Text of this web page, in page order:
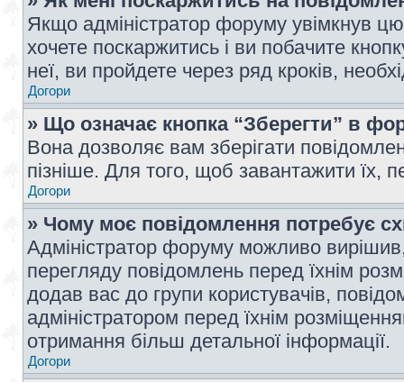
Якщо адміністратор форуму увімкнув
хочете поскаржитись і ви побачите
неї, ви пройдете через ряд кроків,
Догори
» Що означає кнопка “Зберегти” в
Вона дозволяє вам зберігати
пізніше. Для того, щоб завантажити їх,
Догори
» Чому моє повідомлення потребує
Адміністратор форуму можливо
перегляду повідомлень перед їхнім
додав вас до групи користувачів,
адміністратором перед їхнім
отримання більш детальної інформації.
Догори